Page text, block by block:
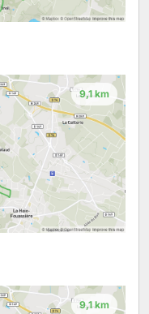
9,1 km
9,1 km